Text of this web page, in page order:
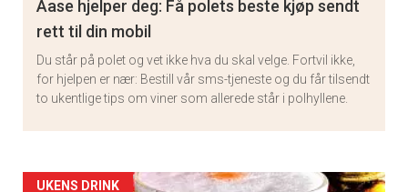
Aase hjelper deg: Få polets beste kjøp sendt
rett til din mobil
Du står på polet og vet ikke hva du skal velge. Fortvil ikke,
for hjelpen er nær: Bestill vår sms-tjeneste og du får tilsendt
to ukentlige tips om viner som allerede står i polhyllene.
UKENS DRINK